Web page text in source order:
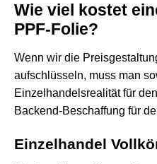
Wie viel kostet
PPF-Folie?
Wenn wir die
aufschlüsseln, muss man
Einzelhandelsrealität für
Backend-Beschaffung für
Einzelhandel